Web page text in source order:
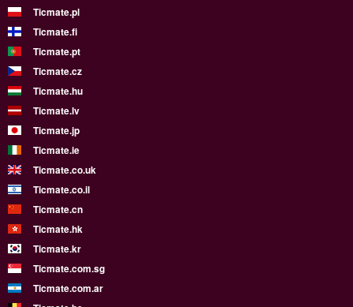
Ticmate.pl
Ticmate.fi
Ticmate.pt
Ticmate.cz
Ticmate.hu
Ticmate.lv
Ticmate.jp
Ticmate.ie
Ticmate.co.uk
Ticmate.co.il
Ticmate.cn
Ticmate.hk
Ticmate.kr
Ticmate.com.sg
Ticmate.com.ar